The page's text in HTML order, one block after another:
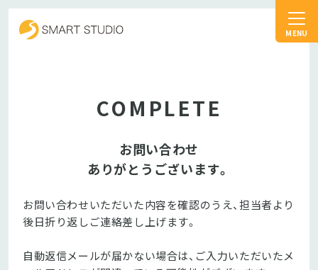
COMPLETE
お問い合わせ
ありがとうございます。
お問い合わせいただいた内容を確認のうえ、担当者より
後日折り返しご連絡差し上げます。
自動返信メールが届かない場合は、ご入力いただいたメ